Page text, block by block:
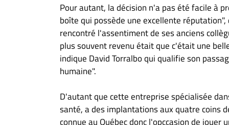
Pour autant, la décision n'a pas été facile à
boîte qui possède une excellente
rencontré l'assentiment de ses anciens
plus souvent revenu était que c'était une
indique David Torralbo qui qualifie son
humaine".
D'autant que cette entreprise spécialisée
santé, a des implantations aux quatre coins
connue au Québec donc l'opccasion de